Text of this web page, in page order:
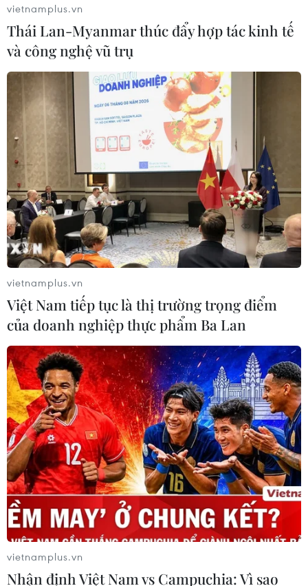
TIN CÙNG CHUYÊN MỤC
Iran và Oman thống nhất mở lại eo
biển Hormuz trong 60 ngày
06/08/2026 12:25
Israel thử nghiệm tên lửa Arrow giữa
lúc căng thẳng khu vực leo thang
Iran cảnh báo đáp trả nhằm vào hạ
tầng năng lượng khu vực nếu bị tấn
công
06/08/2026 04:37
Iran và Oman đạt thỏa thuận về
tuyến vận tải qua eo biển Hormuz
06/08/2026 04:36
Từ hạt nhân đến eo biển
Hormuz: Đòn bẩy chiến lược mới của
vietnamplus.vn
Thái Lan-Myanmar thúc đẩy hợp tác kinh tế
và công nghệ vũ trụ
vietnamplus.vn
Việt Nam tiếp tục là thị trường trọng điểm
của doanh nghiệp thực phẩm Ba Lan
vietnamplus.vn
Nhận định Việt Nam vs Campuchia: Vì sao